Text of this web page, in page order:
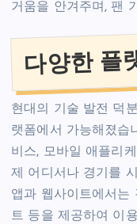
거움을 안겨주며, 팬
다양한 플
현대의 기술 발전 덕
랫폼에서 가능해졌습
비스, 모바일 애플리
제 어디서나 경기를
앱과 웹사이트에서는
트 등을 제공하여 이